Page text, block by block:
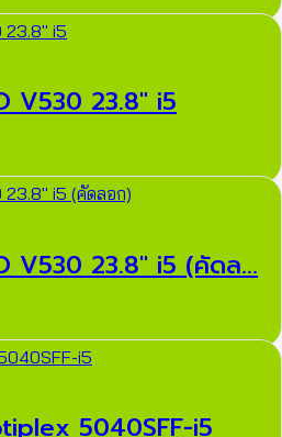
V530 23.8″ i5
V530 23.8″ i5 (คัดล...
5040SFF-i5